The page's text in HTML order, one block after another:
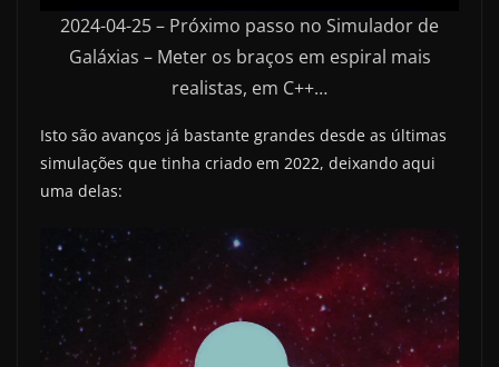
2024-04-25 – Próximo passo no Simulador de
Galáxias – Meter os braços em espiral mais
realistas, em C++…
Isto são avanços já bastante grandes desde as últimas
simulações que tinha criado em 2022, deixando aqui
uma delas: